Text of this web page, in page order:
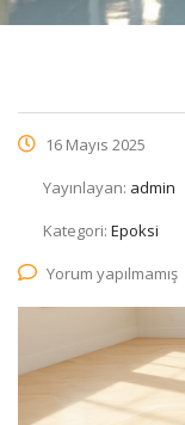
16 Mayıs 2025
Yayınlayan: admin
Kategori: Epoksi
Yorum yapılmamış